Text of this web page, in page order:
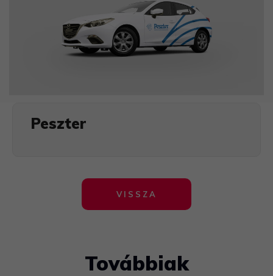
​Peszter
VISSZA
Továbbiak